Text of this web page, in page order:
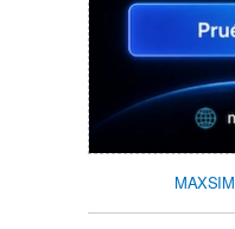
MAXSIM